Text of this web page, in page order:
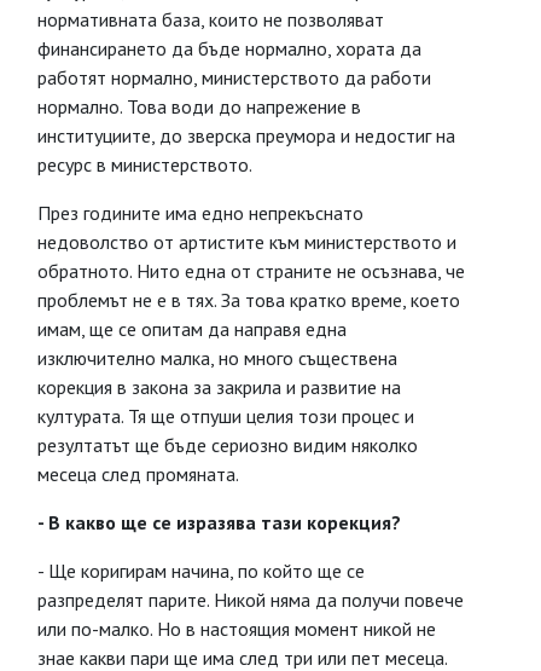
нормативната база, които не позволяват
финансирането да бъде нормално, хората да
работят нормално, министерството да работи
нормално. Това води до напрежение в
институциите, до зверска преумора и недостиг на
ресурс в министерството.
През годините има едно непрекъснато
недоволство от артистите към министерството и
обратното. Нито една от страните не осъзнава, че
проблемът не е в тях. За това кратко време, което
имам, ще се опитам да направя една
изключително малка, но много съществена
корекция в закона за закрила и развитие на
културата. Тя ще отпуши целия този процес и
резултатът ще бъде сериозно видим няколко
месеца след промяната.
- В какво ще се изразява тази корекция?
- Ще коригирам начина, по който ще се
разпределят парите. Никой няма да получи повече
или по-малко. Но в настоящия момент никой не
знае какви пари ще има след три или пет месеца.